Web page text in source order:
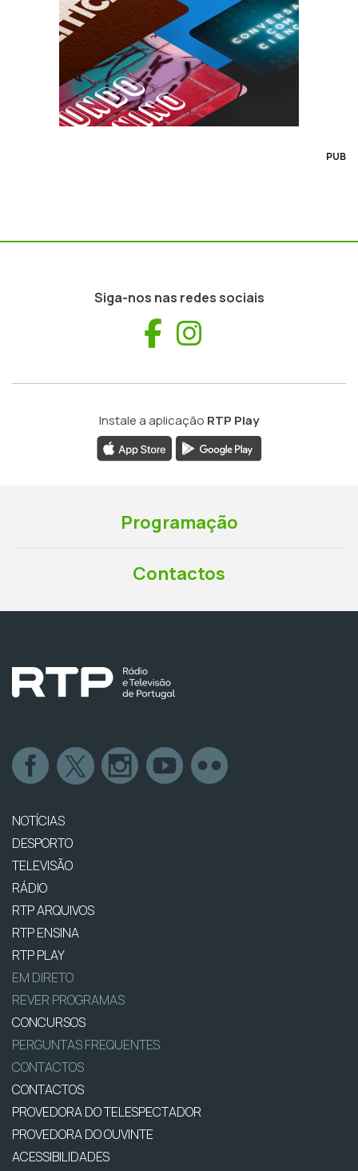
PUB
Siga-nos nas redes sociais
Facebook
Instale a aplicação RTP Play
Programação
Contactos
NOTÍCIAS
DESPORTO
TELEVISÃO
RÁDIO
RTP ARQUIVOS
RTP ENSINA
RTP PLAY
EM DIRETO
REVER PROGRAMAS
CONCURSOS
PERGUNTAS FREQUENTES
CONTACTOS
CONTACTOS
PROVEDORA DO TELESPECTADOR
PROVEDORA DO OUVINTE
ACESSIBILIDADES